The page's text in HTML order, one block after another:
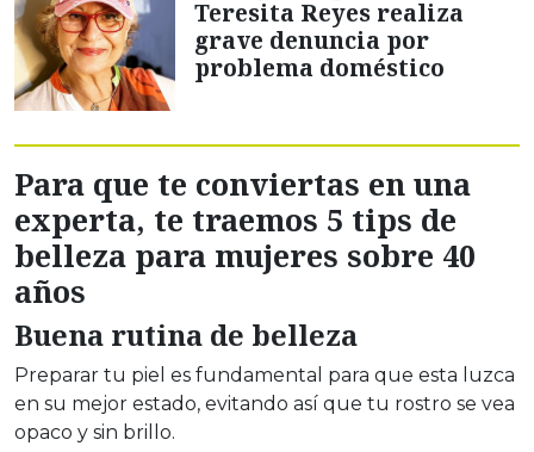
Teresita Reyes realiza
grave denuncia por
problema doméstico
Para que te conviertas en una
experta, te traemos 5 tips de
belleza para mujeres sobre 40
años
Buena rutina de belleza
Preparar tu piel es fundamental para que esta luzca
en su mejor estado, evitando así que tu rostro se vea
opaco y sin brillo.